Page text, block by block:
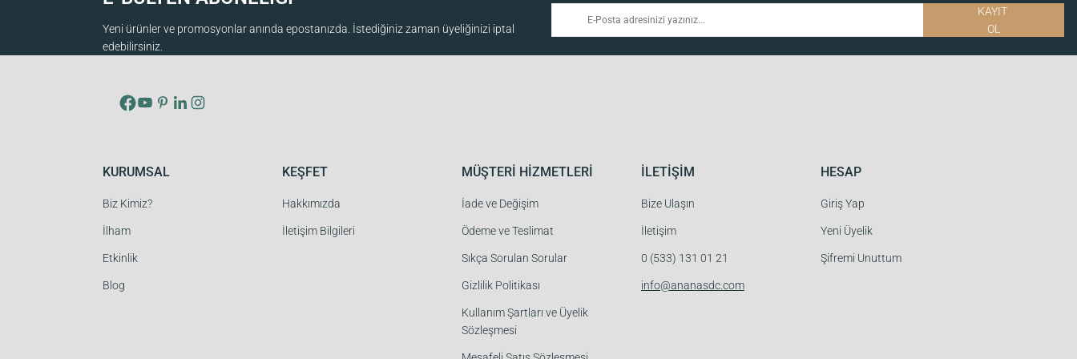
Yeni ürünler ve promosyonlar anında epostanızda. İstediğiniz zaman üyeliğinizi iptal
edebilirsiniz.
KAYIT
OL
KURUMSAL
Biz Kimiz?
İlham
Etkinlik
Blog
KEŞFET
Hakkımızda
İletişim Bilgileri
MÜŞTERİ HİZMETLERİ
İade ve Değişim
Ödeme ve Teslimat
Sıkça Sorulan Sorular
Gizlilik Politikası
Kullanım Şartları ve Üyelik
Sözleşmesi
İLETİŞİM
Bize Ulaşın
İletişim
0 (533) 131 01 21
info@ananasdc.com
HESAP
Giriş Yap
Yeni Üyelik
Şifremi Unuttum